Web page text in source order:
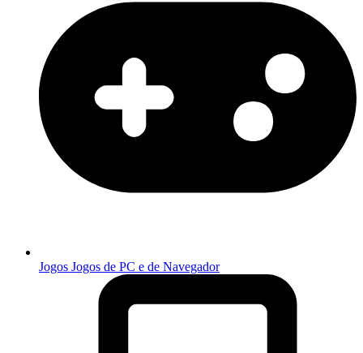
Jogos Jogos de PC e de Navegador